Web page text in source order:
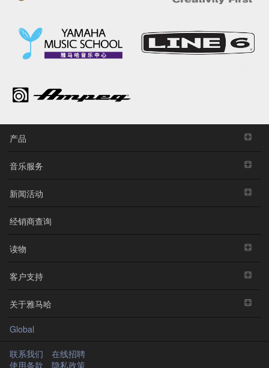
产品
音乐服务
新闻活动
经销商查询
读物
客户支持
关于雅马哈
Global
联系我们
在线招聘
使用条款
隐私政策